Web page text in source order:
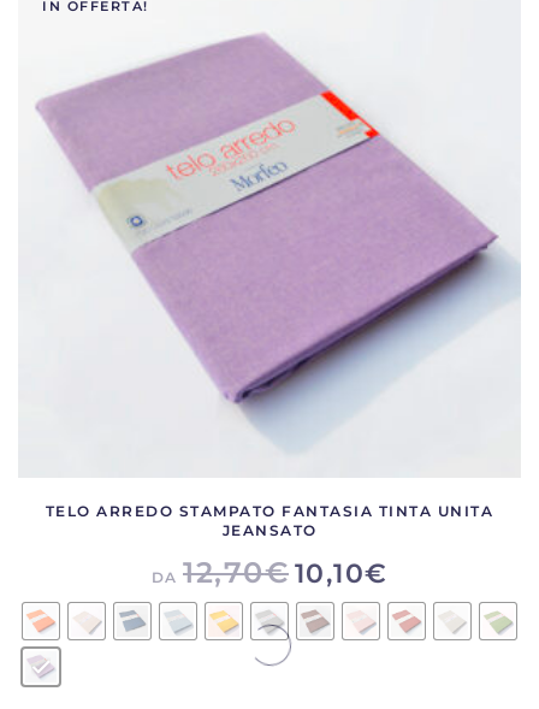
IN OFFERTA!
TELO ARREDO STAMPATO FANTASIA TINTA UNITA
JEANSATO
DA 12,70€10,10€